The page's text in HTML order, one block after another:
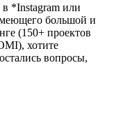
*Instagram или
большой и
(150+ проектов
хотите
вопросы,